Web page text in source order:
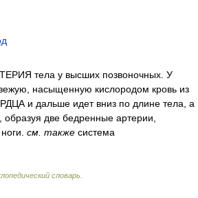
тела у высших позвоночных. У
насыщенную кислородом кровь из
и дальше идет вниз по длине тела, а
образуя две бедренные артерии,
см. также система
словарь